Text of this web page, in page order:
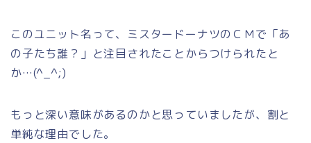
このユニット名って、ミスタードーナツのＣＭで「あ
の子たち誰？」と注目されたことからつけられたと
か…(^_^;)
もっと深い意味があるのかと思っていましたが、割と
単純な理由でした。